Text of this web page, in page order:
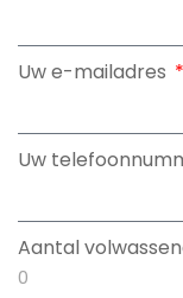
Uw e-mailadres
Uw
Aantal